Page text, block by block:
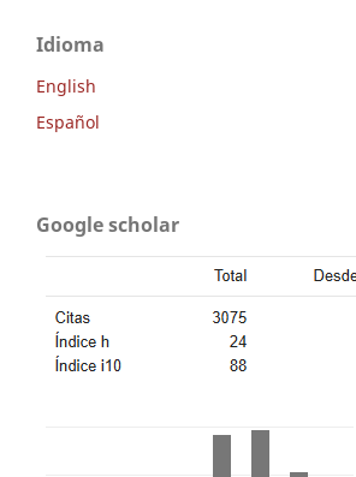
Idioma
English
Español
Google scholar